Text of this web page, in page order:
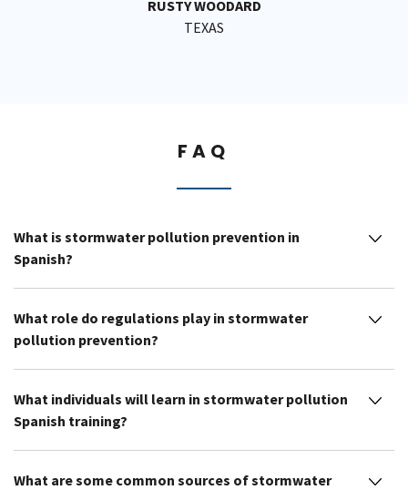
RUSTY WOODARD
TEXAS
FAQ
What is stormwater pollution prevention in
Spanish?
What role do regulations play in stormwater
pollution prevention?
What individuals will learn in stormwater pollution
Spanish training?
What are some common sources of stormwater